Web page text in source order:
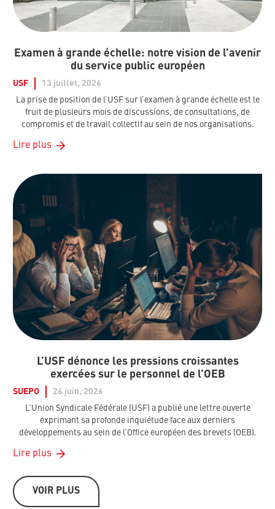
Examen à grande échelle: notre vision de l’avenir
du service public européen
USF
13 juillet, 2026
La prise de position de l’USF sur l’examen à grande échelle est le
fruit de plusieurs mois de discussions, de consultations, de
compromis et de travail collectif au sein de nos organisations.
Lire plus
L’USF dénonce les pressions croissantes
exercées sur le personnel de l’OEB
SUEPO
26 juin, 2026
L’Union Syndicale Fédérale (USF) a publié une lettre ouverte
exprimant sa profonde inquiétude face aux derniers
développements au sein de l’Office européen des brevets (OEB).
Lire plus
VOIR PLUS